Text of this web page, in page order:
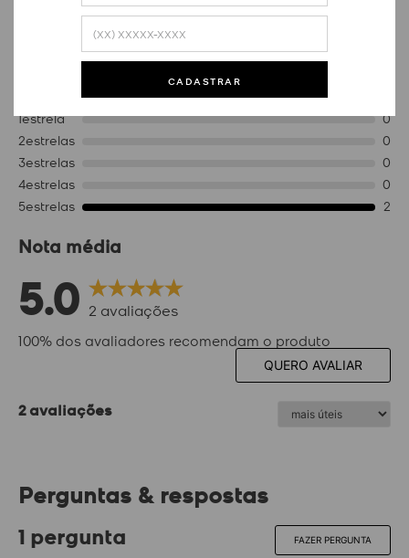
CADASTRAR
Avaliações
Distribuição das notas
1estrela
0
2estrelas
0
3estrelas
0
4estrelas
0
5estrelas 2
Nota média
5.0 2 avaliações
100% dos avaliadores recomendam o produto
QUERO AVALIAR
2 avaliações
Perguntas & respostas
1 pergunta FAZER PERGUNTA